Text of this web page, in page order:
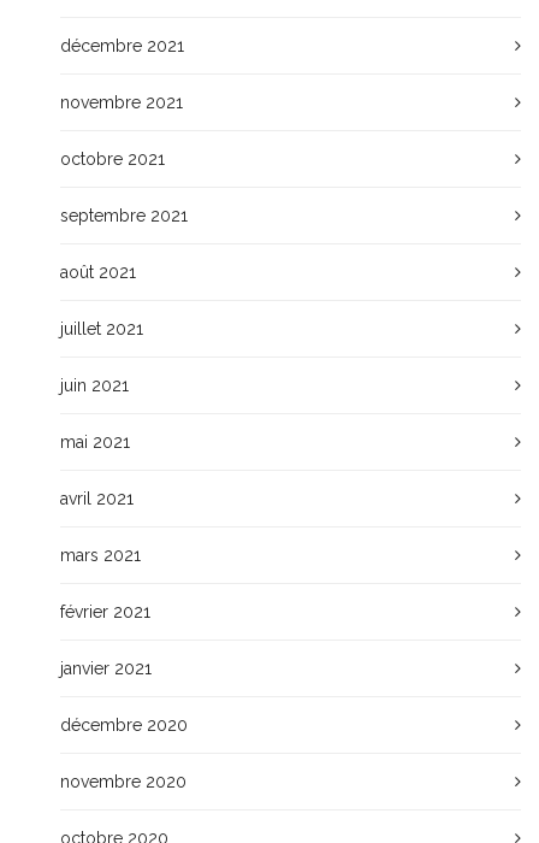
décembre 2021
novembre 2021
octobre 2021
septembre 2021
août 2021
juillet 2021
juin 2021
mai 2021
avril 2021
mars 2021
février 2021
janvier 2021
décembre 2020
novembre 2020
octobre 2020